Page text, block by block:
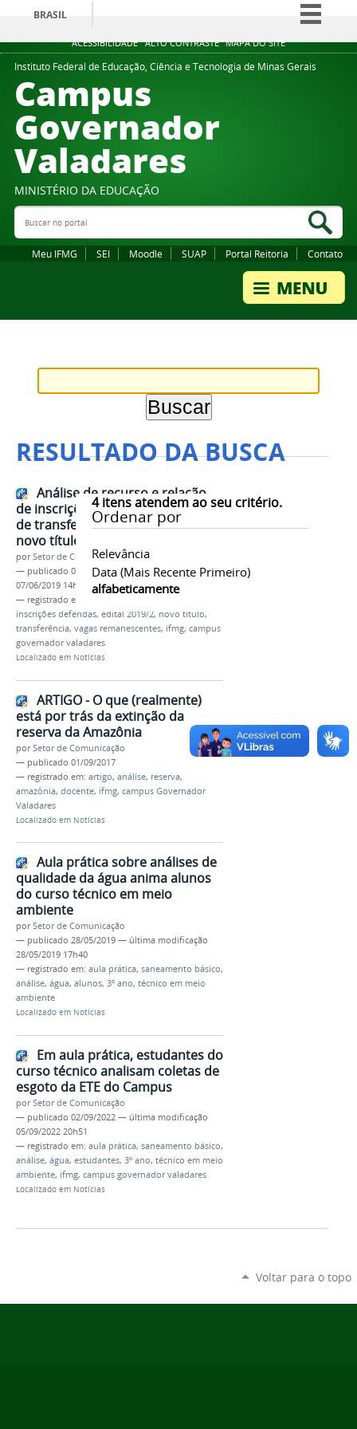
ACESSIBILIDADE ALTO CONTRASTE MAPA DO SITE
BRASIL
Simplifique!
Comunica BR
Instituto Federal de Educação, Ciência e Tecnologia de Minas Gerais
Campus
Governador
Valadares
MINISTÉRIO DA EDUCAÇÃO
Buscar no portal
Meu IFMG SEI Moodle SUAP Portal Reitoria Contato
RESULTADO DA BUSCA
4itens atendem ao seu critério.
Ordenar por
Relevância
Data (mais Recente Primeiro)
alfabeticamente
Análise de recurso e relação
de inscrições deferidas do edital
de transferência e obtenção de
novo título 2019.2
porSetor de Comunicação
— publicado 07/06/2019 —última modificação
07/06/2019 14h09
— registrado em:
inscrições deferidas, edital 2019/2, novo título,
transferência, vagas remanescentes, ifmg, campus
governador valadares
Localizado em Notícias
ARTIGO - O que (realmente)
está por trás da extinção da
reserva da Amazônia
porSetor de Comunicação
— publicado 01/09/2017
— registrado em: artigo, análise, reserva,
amazônia, docente, ifmg, campus Governador
Valadares
Localizado em Notícias
Aula prática sobre análises de
qualidade da água anima alunos
do curso técnico em meio
ambiente
porSetor de Comunicação
— publicado 28/05/2019 — última modificação
28/05/2019 17h40
— registrado em: aula prática, saneamento básico,
análise, água, alunos, 3º ano, técnico em meio
ambiente
Localizado em Notícias
Em aula prática, estudantes do
curso técnico analisam coletas de
esgoto da ETE do Campus
porSetor de Comunicação
— publicado 02/09/2022 — última modificação
05/09/2022 20h51
— registrado em: aula prática, saneamento básico,
análise, água, estudantes, 3º ano, técnico em meio
ambiente, ifmg, campus governador valadares
Localizado em Notícias
Voltar para o topo